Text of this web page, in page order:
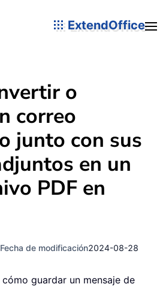
ExtendOffice
o
correo
junto con sus
en un
PDF en
Fecha de modificación2024-08-28
guardar un mensaje de